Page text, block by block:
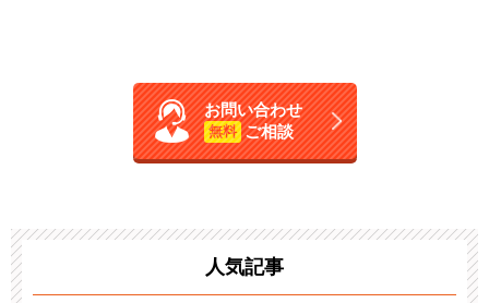
お問い合わせ
無料 ご相談
人気記事